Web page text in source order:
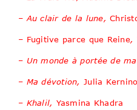
–Au clair de la lune,
– Fugitive parce que Reine,
– Un monde à portée de
– Ma dévotion, Julia
– Khalil, Yasmina Khadra